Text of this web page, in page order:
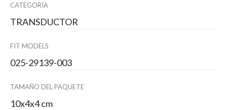
CATEGORÍA
TRANSDUCTOR
FIT MODELS
025-29139-003
TAMAÑO DEL PAQUETE
10x4x4 cm